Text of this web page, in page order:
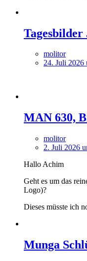
Tagesbilder
molitor
24. Juli 2026
MAN 630,
molitor
2. Juli 2026
Hallo Achim
Geht es um das
Logo)?
Dieses müsste ich
Munga